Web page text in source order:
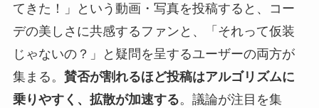
てきた！」という動画・写真を投稿すると、コー
デの美しさに共感するファンと、「それって仮装
じゃないの？」と疑問を呈するユーザーの両方が
集まる。 賛否が割れるほど投稿はアルゴリズムに
乗りやすく、拡散が加速する。議論が注目を集